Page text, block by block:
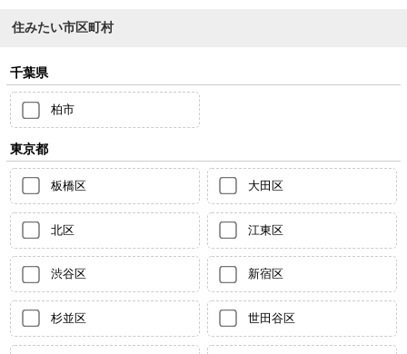
住みたい市区町村
千葉県
柏市
東京都
板橋区 大田区
北区 江東区
渋谷区 新宿区
杉並区 世田谷区